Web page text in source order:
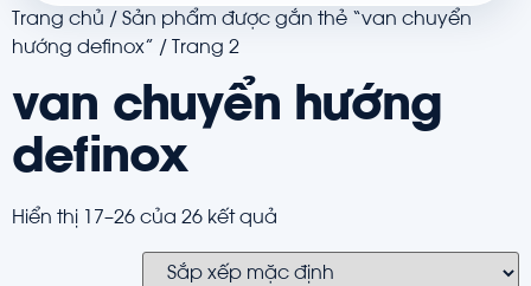
Trang chủ / Sản phẩm được gắn thẻ “van chuyển
hướng definox” / Trang 2
van chuyển hướng
definox
Hiển thị 17–26 của 26 kết quả